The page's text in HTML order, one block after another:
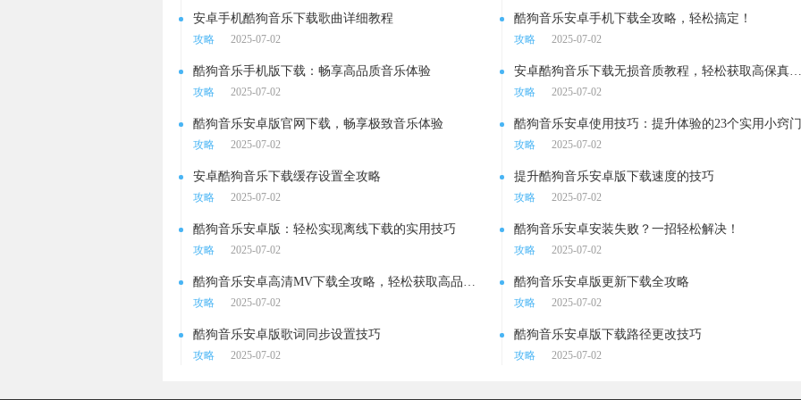
安卓手机酷狗音乐下载歌曲详细教程
攻略 2025-07-02
酷狗音乐安卓手机下载全攻略，轻松搞定！
攻略 2025-07-02
酷狗音乐手机版下载：畅享高品质音乐体验
攻略 2025-07-02
安卓酷狗音乐下载无损音质教程，轻松获取高保真音乐体验
攻略 2025-07-02
酷狗音乐安卓版官网下载，畅享极致音乐体验
攻略 2025-07-02
酷狗音乐安卓使用技巧：提升体验的23个实用小窍门
攻略 2025-07-02
安卓酷狗音乐下载缓存设置全攻略
攻略 2025-07-02
提升酷狗音乐安卓版下载速度的技巧
攻略 2025-07-02
酷狗音乐安卓版：轻松实现离线下载的实用技巧
攻略 2025-07-02
酷狗音乐安卓安装失败？一招轻松解决！
攻略 2025-07-02
酷狗音乐安卓高清MV下载全攻略，轻松获取高品质视频！
攻略 2025-07-02
酷狗音乐安卓版更新下载全攻略
攻略 2025-07-02
酷狗音乐安卓版歌词同步设置技巧
攻略 2025-07-02
酷狗音乐安卓版下载路径更改技巧
攻略 2025-07-02